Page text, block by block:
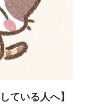
ている人へ】